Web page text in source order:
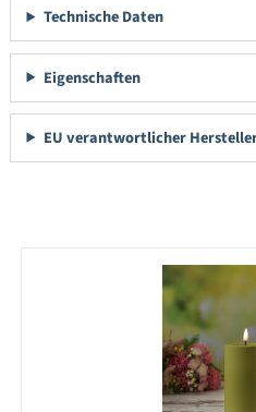
Technische Daten
Eigenschaften
EU verantwortlicher